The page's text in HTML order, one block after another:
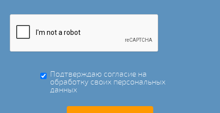
Подтверждаю согласие на
обработку своих персональных
данных